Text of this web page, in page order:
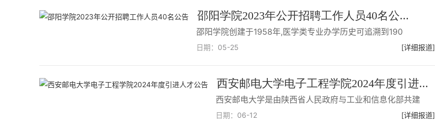
邵阳学院2023年公开招聘工作人员40名公...
邵阳学院创建于1958年,医学类专业办学历史可追溯到190
[详细报道]
日期： 05-25
西安邮电大学电子工程学院2024年度引进...
西安邮电大学是由陕西省人民政府与工业和信息化部共建
[详细报道]
日期： 06-12